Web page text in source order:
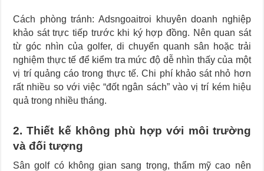
Cách phòng tránh: Adsngoaitroi khuyên doanh nghiệp
khảo sát trực tiếp trước khi ký hợp đồng. Nên quan sát
từ góc nhìn của golfer, di chuyển quanh sân hoặc trải
nghiệm thực tế để kiểm tra mức độ dễ nhìn thấy của một
vị trí quảng cáo trong thực tế. Chi phí khảo sát nhỏ hơn
rất nhiều so với việc “đốt ngân sách” vào vị trí kém hiệu
quả trong nhiều tháng.
2. Thiết kế không phù hợp với môi trường
và đối tượng
Sân golf có không gian sang trọng, thẩm mỹ cao nên